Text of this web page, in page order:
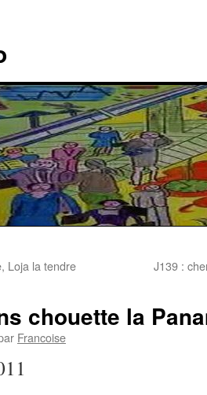
Loja la tendre J139 :
chouette la
Francoise